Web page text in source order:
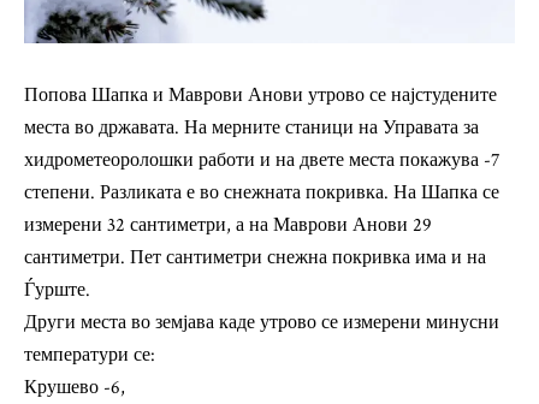
Попова Шапка и Маврови Анови утрово се најстудените
места во државата. На мерните станици на Управата за
хидрометеоролошки работи и на двете места покажува -7
степени. Разликата е во снежната покривка. На Шапка се
измерени 32 сантиметри, а на Маврови Анови 29
сантиметри. Пет сантиметри снежна покривка има и на
Ѓурште.
Други места во земјава каде утрово се измерени минусни
температури се:
Крушево -6,